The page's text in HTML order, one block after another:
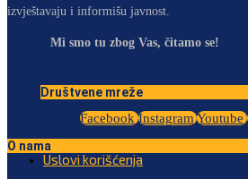
izvještavaju i informišu javnost.
Mi smo tu zbog Vas, čitamo se!
Društvene mreže
Facebook Instagram Youtube
O nama
Uslovi korišćenja